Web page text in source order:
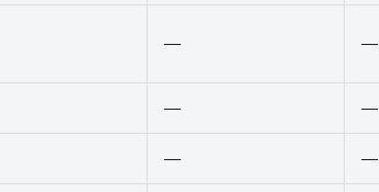
— —
— —
— —